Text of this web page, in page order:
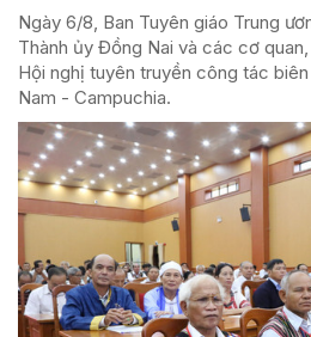
Ngày 6/8, Ban Tuyên giáo Trung
Thành ủy Đồng Nai và các cơ
Hội nghị tuyên truyền công tác
Nam - Campuchia.